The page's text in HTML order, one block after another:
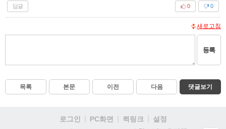
답글 0
0
새로고침
등록
목록 본문 이전 다음 댓글보기
로그인 PC화면 퀵링크
설정